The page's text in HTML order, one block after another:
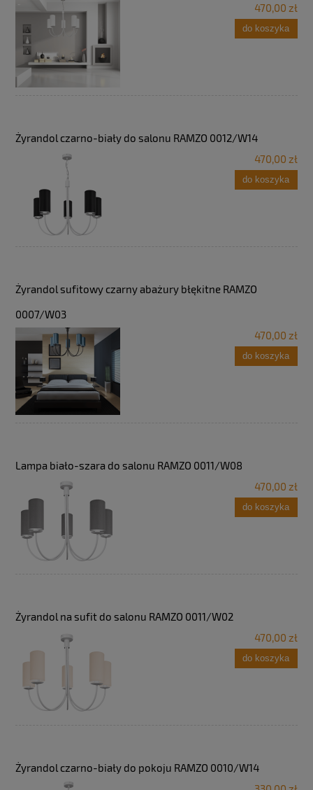
470,00 zł
do koszyka
Żyrandol czarno-biały do salonu RAMZO 0012/W14
470,00 zł
do koszyka
Żyrandol sufitowy czarny abażury błękitne RAMZO
0007/W03
470,00 zł
do koszyka
Lampa biało-szara do salonu RAMZO 0011/W08
470,00 zł
do koszyka
Żyrandol na sufit do salonu RAMZO 0011/W02
470,00 zł
do koszyka
Żyrandol czarno-biały do pokoju RAMZO 0010/W14